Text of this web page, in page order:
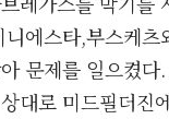
에스타,부스케츠
문제를 일으켰다
대로 미드필더진